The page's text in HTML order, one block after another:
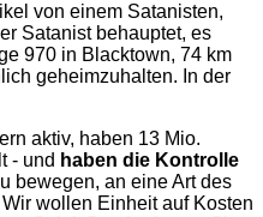
von einem Satanisten,
Satanist behauptet, es
970 in Blacktown, 74 km
geheimzuhalten. In der
aktiv, haben 13 Mio.
- und haben die Kontrolle
bewegen, an eine Art des
wollen Einheit auf Kosten